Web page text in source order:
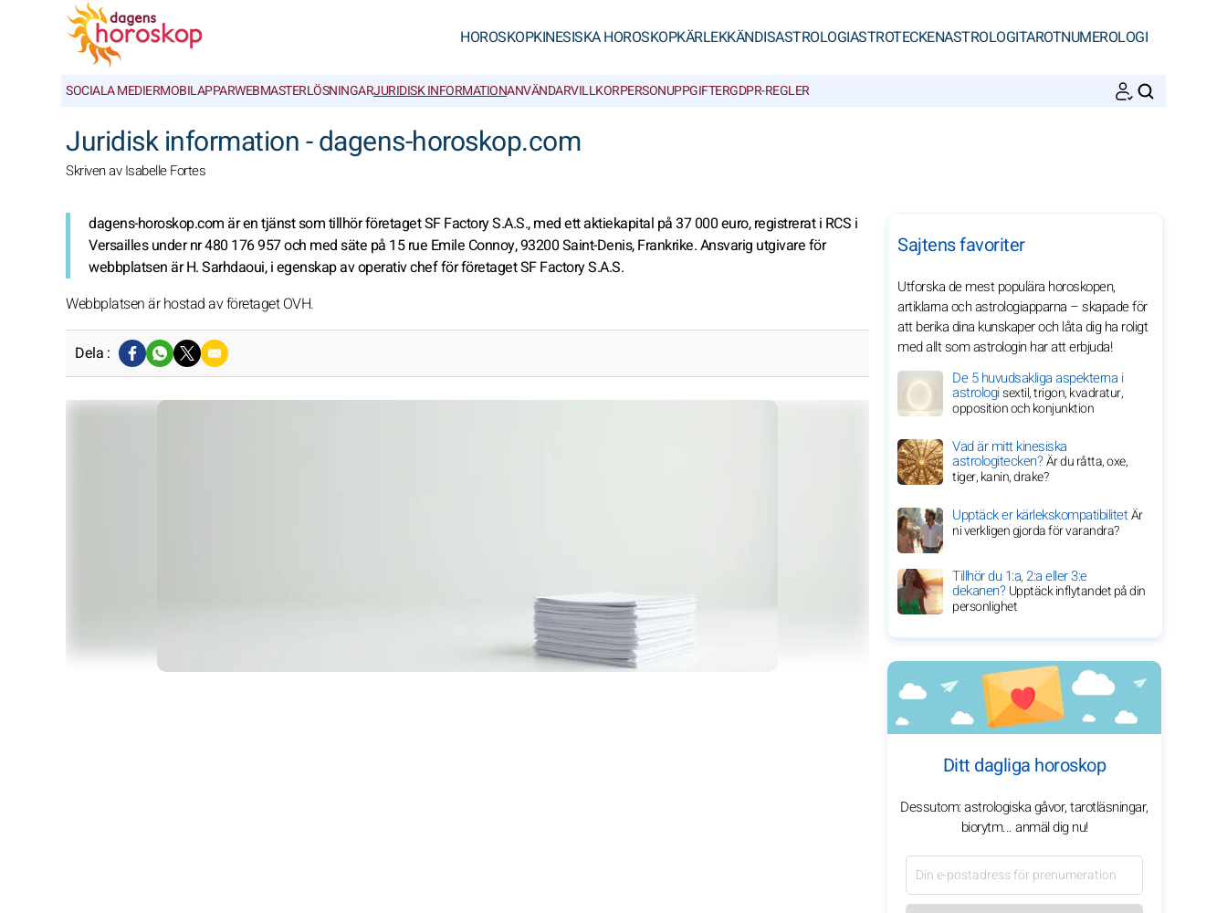
HOROSKOPKINESISKA HOROSKOPKÄRLEKKÄNDISASTROLOGIASTROTECKENASTROLOGITAROTNUMEROLOGI
SOCIALA MEDIERMOBILAPPARWEBMASTERLÖSNINGARJURIDISK INFORMATIONANVÄNDARVILLKORPERSONUPPGIFTERGDPR-REGLER
Juridisk information - dagens-horoskop.com
Skriven av Isabelle Fortes
dagens-horoskop.com är en tjänst som tillhör företaget SF Factory S.A.S., med ett aktiekapital på 37 000 euro, registrerat i RCS i
Versailles under nr 480 176 957 och med säte på 15 rue Emile Connoy, 93200 Saint-Denis, Frankrike. Ansvarig utgivare för
webbplatsen är H. Sarhdaoui, i egenskap av operativ chef för företaget SF Factory S.A.S.
Webbplatsen är hostad av företaget OVH.
Dela :
Sajtens favoriter
Utforska de mest populära horoskopen,
artiklarna och astrologiapparna – skapade för
att berika dina kunskaper och låta dig ha roligt
med allt som astrologin har att erbjuda!
De 5 huvudsakliga aspekterna i
astrologisextil, trigon, kvadratur,
opposition och konjunktion
Vad är mitt kinesiska
astrologitecken?Är du råtta, oxe,
tiger, kanin, drake?
Upptäck er kärlekskompatibilitetÄr
ni verkligen gjorda för varandra?
Tillhör du 1:a, 2:a eller 3:e
dekanen?Upptäck inflytandet på din
personlighet
Ditt dagliga horoskop
Dessutom: astrologiska gåvor, tarotläsningar,
biorytm... anmäl dig nu!